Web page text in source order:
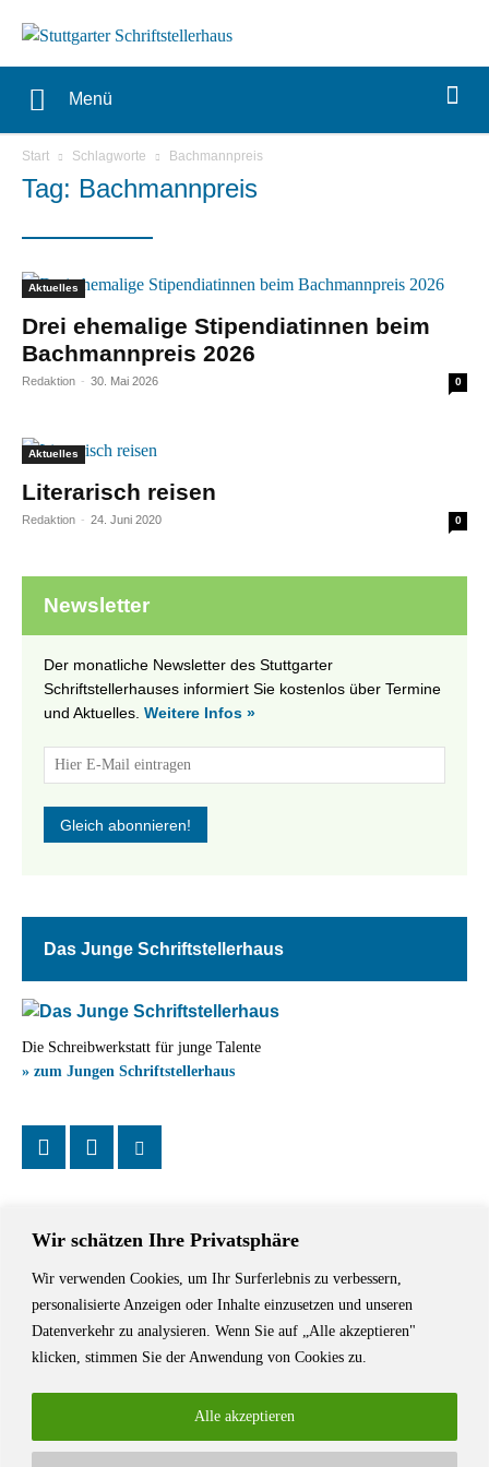
Wir schätzen Ihre Privatsphäre
Wir verwenden Cookies, um Ihr Surferlebnis zu verbessern,
personalisierte Anzeigen oder Inhalte einzusetzen und unseren
Datenverkehr zu analysieren. Wenn Sie auf „Alle akzeptieren"
klicken, stimmen Sie der Anwendung von Cookies zu.
Alle akzeptieren
Menü
Start Schlagworte Bachmannpreis
Tag: Bachmannpreis
Aktuelles
Drei ehemalige Stipendiatinnen beim
Bachmannpreis 2026
Redaktion - 30. Mai 2026 0
Aktuelles
Literarisch reisen
Redaktion - 24. Juni 2020 0
Newsletter
Der monatliche Newsletter des Stuttgarter
Schriftstellerhauses informiert Sie kostenlos über Termine
und Aktuelles. Weitere Infos »
Das Junge Schriftstellerhaus
Die Schreibwerkstatt für junge Talente
» zum Jungen Schriftstellerhaus
Das Schriftstellerhaus ist ein beliebter Treffpunkt für Autorinnen und
Autoren aus Stuttgart und der Region sowie ein Veranstaltungsort für
Lesungen, Tagungen und Schreibwerkstätten.